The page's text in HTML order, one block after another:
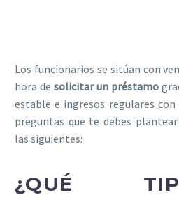
Los funcionarios se sitúan con
hora de solicitar un préstamo
estable e ingresos regulares
preguntas que te debes
las siguientes:
¿QUÉ